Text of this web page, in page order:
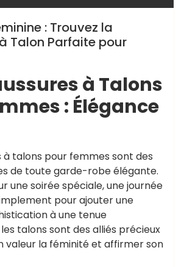
: Trouvez la
Talon Parfaite pour
à Talons
: Élégance
à talons pour femmes sont des
de toute garde-robe élégante.
une soirée spéciale, une journée
pour ajouter une
à une tenue
talons sont des alliés précieux
valeur la féminité et affirmer son